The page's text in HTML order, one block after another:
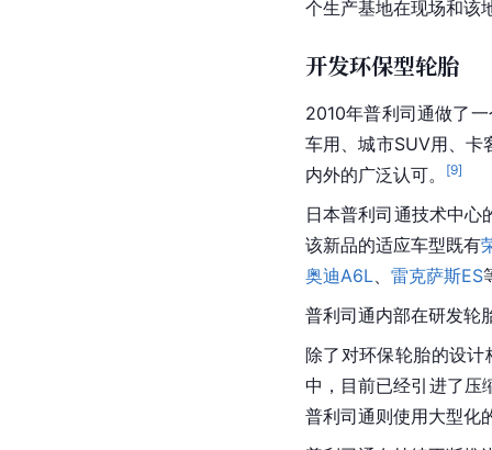
个生产基地在现场和该
开发环保型轮胎
2010年普利司通做了
车用、城市SUV用、卡
内外的广泛认可。
[9]
日本普利司通技术中心
该新品的适应车型既有
奥迪A6L、 雷克萨斯ES
普利司通内部在研发轮
除了对环保轮胎的设
中，目前已经引进了压
普利司通则使用大型化